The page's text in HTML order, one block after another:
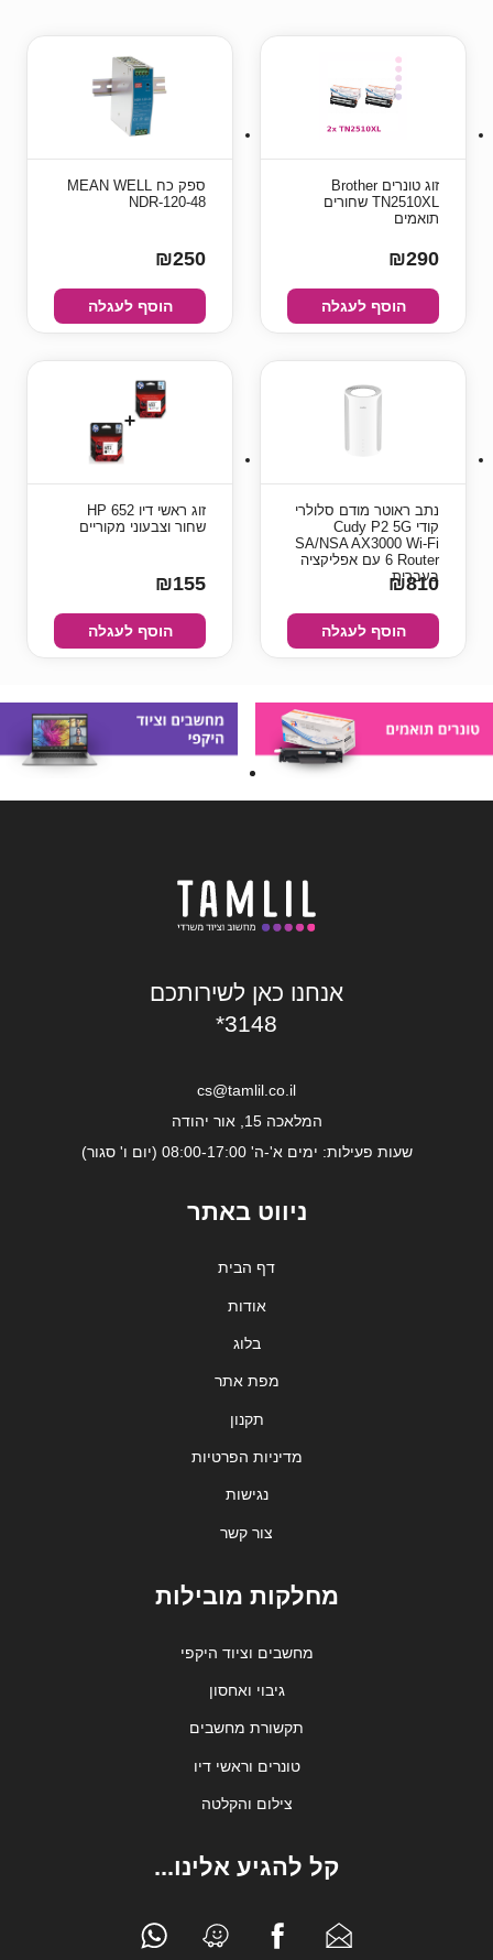
זוג טונרים Brother
TN2510XL שחורים
תואמים
₪290
הוסף לעגלה
ספק כח MEAN WELL
NDR-120-48
₪250
הוסף לעגלה
נתב ראוטר מודם סלולרי
קודי Cudy P2 5G
SA/NSA AX3000 Wi-Fi
6 Router עם אפליקציה
בעברית
₪810
הוסף לעגלה
זוג ראשי דיו HP 652
שחור וצבעוני מקוריים
₪155
הוסף לעגלה
אנחנו כאן לשירותכם
*3148
cs@tamlil.co.il
המלאכה 15, אור יהודה
שעות פעילות: ימים א'-ה' 08:00-17:00 (יום ו' סגור)
ניווט באתר
דף הבית
אודות
בלוג
מפת אתר
תקנון
מדיניות הפרטיות
נגישות
צור קשר
מחלקות מובילות
מחשבים וציוד היקפי
גיבוי ואחסון
תקשורת מחשבים
טונרים וראשי דיו
צילום והקלטה
קל להגיע אלינו...